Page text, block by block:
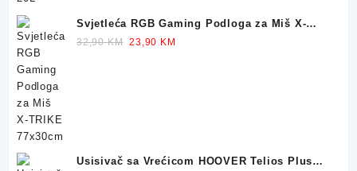
Svjetleća RGB Gaming Podloga za Miš X-
TRIKE 77x30cm
32,90KM Original
23,90 KM
Usisivač sa Vrećicom HOOVER Telios Plus